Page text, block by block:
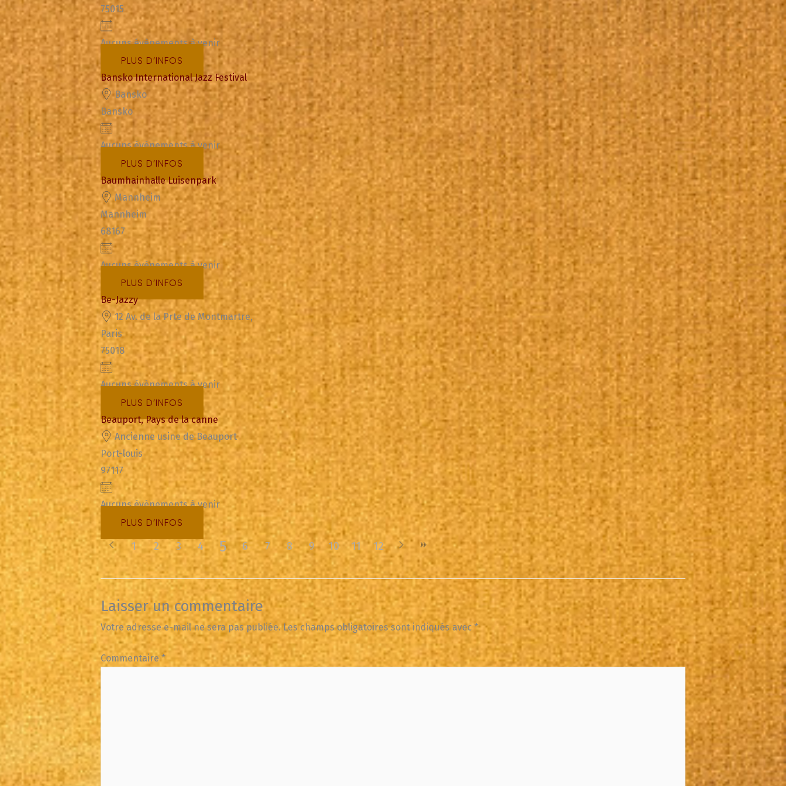
75015
Aucuns évènements à venir
PLUS D’INFOS
Bansko International Jazz Festival
Bansko
Bansko
Aucuns évènements à venir
PLUS D’INFOS
Baumhainhalle Luisenpark
Mannheim
Mannheim
68167
Aucuns évènements à venir
PLUS D’INFOS
Be-Jazzy
12 Av. de la Prte de Montmartre,
Paris
75018
Aucuns évènements à venir
PLUS D’INFOS
Beauport, Pays de la canne
Ancienne usine de Beauport
Port-louis
97117
Aucuns évènements à venir
PLUS D’INFOS
1 2 3 4 5 6 7 8 9 10 11 12
Laisser un commentaire
Votre adresse e-mail ne sera pas publiée. Les champs obligatoires sont indiqués avec *
Commentaire *